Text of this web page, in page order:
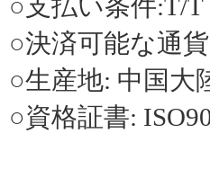
○支払い条件:T/T
○決済可能な通貨
○生産地: 中国大
○資格証書: